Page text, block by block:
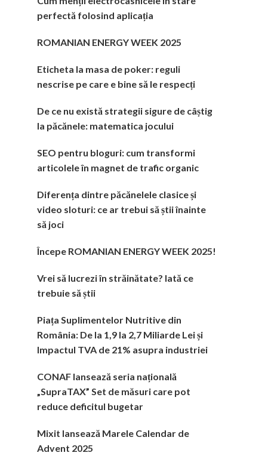
perfectă folosind aplicația
ROMANIAN ENERGY WEEK 2025
Eticheta la masa de poker: reguli
nescrise pe care e bine să le respecți
De ce nu există strategii sigure de câștig
la păcănele: matematica jocului
SEO pentru bloguri: cum transformi
articolele în magnet de trafic organic
Diferența dintre păcănelele clasice și
video sloturi: ce ar trebui să știi înainte
să joci
Începe ROMANIAN ENERGY WEEK 2025!
Vrei să lucrezi în străinătate? Iată ce
trebuie să știi
Piața Suplimentelor Nutritive din
România: De la 1,9 la 2,7 Miliarde Lei și
Impactul TVA de 21% asupra industriei
CONAF lansează seria națională
„SupraTAX” Set de măsuri care pot
reduce deficitul bugetar
Mixit lansează Marele Calendar de
Advent 2025